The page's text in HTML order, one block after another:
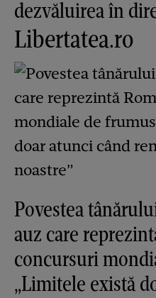
dezvăluirea în
Libertatea.ro
Povestea
auz care
concursuri
„Limitele există